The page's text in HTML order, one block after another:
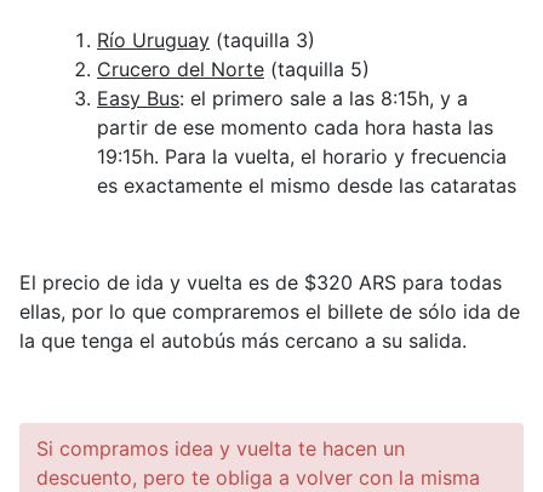
Río Uruguay (taquilla 3)
Crucero del Norte (taquilla 5)
Easy Bus: el primero sale a las 8:15h, y a
partir de ese momento cada hora hasta las
19:15h. Para la vuelta, el horario y frecuencia
es exactamente el mismo desde las cataratas
El precio de ida y vuelta es de $320 ARS para todas
ellas, por lo que compraremos el billete de sólo ida de
la que tenga el autobús más cercano a su salida.
Si compramos idea y vuelta te hacen un
descuento, pero te obliga a volver con la misma